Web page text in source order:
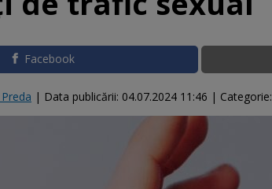
Facebook
| Data publicării: 04.07.2024 11:46 | Categorie: